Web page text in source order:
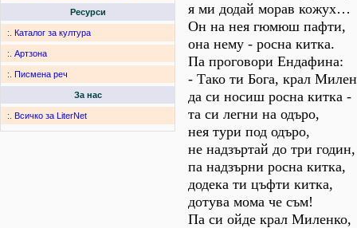
Ресурси
:. Каталог за култура
:. Артзона
:. Писмена реч
За нас
:. Всичко за LiterNet
я ми додай морав кожух…
Он на нея гюмюш пафти,
она нему - росна китка.
Па проговори Ендафина:
- Тако ти Бога, крал
да си носиш росна китка -
та си легни на одъро,
нея тури под одъро,
не надзъртай до три годин,
па надзърни росна китка,
додека ти цъфти китка,
дотува мома че съм!
Па си ойде крал Миленко,